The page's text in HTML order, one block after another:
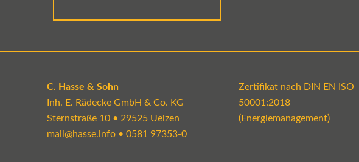
C. Hasse & Sohn
Inh. E. Rädecke GmbH & Co. KG
Sternstraße 10 • 29525 Uelzen
mail@hasse.info• 0581 97353-0
Zertifikat nach DIN EN ISO
50001:2018
(Energiemanagement)